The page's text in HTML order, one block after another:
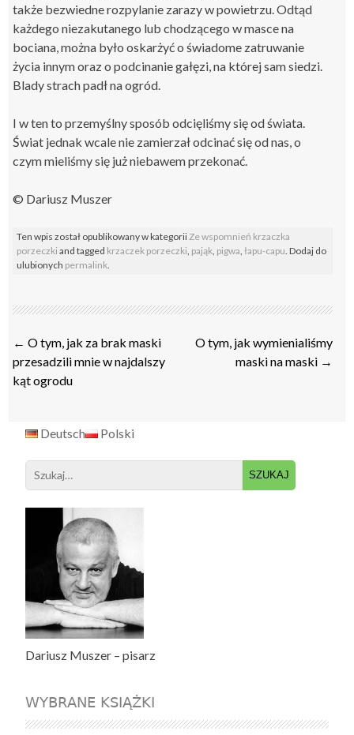
także bezwiedne rozpylanie zarazy w powietrzu. Odtąd
każdego niezakutanego lub chodzącego w masce na
bociana, można było oskarżyć o świadome zatruwanie
życia innym oraz o podcinanie gałęzi, na której sam siedzi.
Blady strach padł na ogród.
I w ten to przemyślny sposób odcięliśmy się od świata.
Świat jednak wcale nie zamierzał odcinać się od nas, o
czym mieliśmy się już niebawem przekonać.
© Dariusz Muszer
Ten wpis został opublikowany w kategorii Ze wspomnień krzaczka
porzeczki and tagged krzaczek porzeczki pająk pigwa ,łapu-capu . Dodaj do
ulubionych permalink
Post
navigation
← O tym, jak za brak maski
przesadzili mnie w najdalszy
kąt ogrodu
O tym, jak wymienialiśmy
maski na maski →
Deutsch Polski
Search
for:
Dariusz Muszer – pisarz
WYBRANE KSIĄŻKI